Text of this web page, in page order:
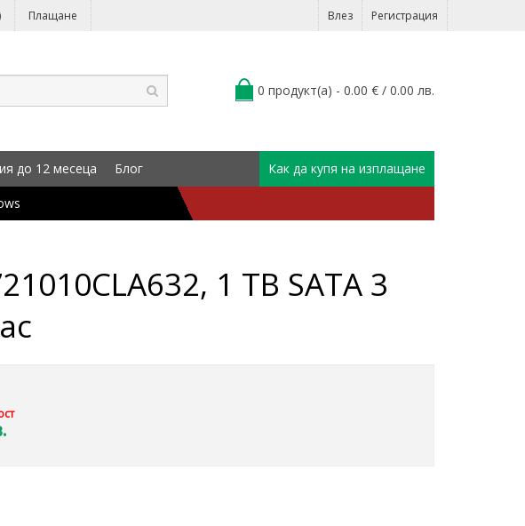
Плащане Влез Регистрация
0 продукт(а) - 0.00 € / 0.00 лв.
до 12 месеца Блог Как да купя на изплащане
1 TB SATA 3